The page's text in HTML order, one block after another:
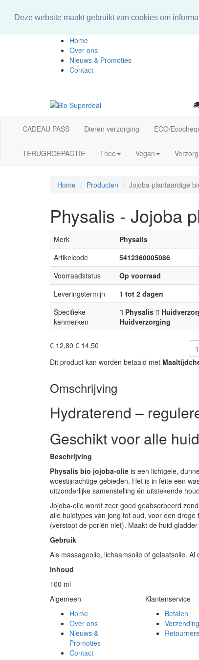
Deze website maakt gebruikt van cookies om
Home
Over ons
Nieuws & Promoties
Contact
CADEAU PASS Dieren verzorging ECO/
TERUGROEPACTIE Thee Vegan
Home Producten Jojoba plantaardige
Physalis - Jojoba
Merk
Physalis
Artikelcode
5412360005086
Voorraadstatus
Op voorraad
Leveringstermijn
1 tot 2 dagen
Specifieke
kenmerken
Physalis
Huidverzorging
€ 12,80 € 14,50
Dit product kan worden betaald met
Omschrijving
Hydraterend –
Geschikt voor alle
Beschrijving
Physalis bio jojoba-olie is een lichtgele,
woestijnachtige gebieden. Het is in feite een
uitzonderlijke samenstelling én uitstekende
Jojoba-olie wordt zeer goed geabsorbeerd
alle huidtypes van jong tot oud, voor een
(verstopt de poriën niet). Maakt de huid
Gebruik
Als massageolie, lichaamsolie of gelaatsolie.
Inhoud
100 ml
Algemeen
Home
Over ons
Nieuws &
Promoties
Contact
Klantenservice
Betalen
Verzending